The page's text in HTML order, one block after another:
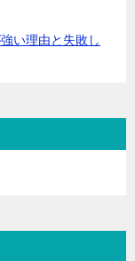
い理由と失敗し